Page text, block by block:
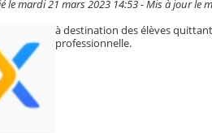
mardi 21 mars 2023 14:53 - Mis à jour le
à destination des élèves
professionnelle.